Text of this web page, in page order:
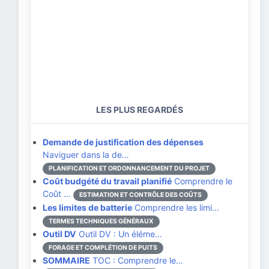
LES PLUS REGARDÉS
Demande de justification des dépenses
Naviguer dans la de…
PLANIFICATION ET ORDONNANCEMENT DU PROJET
Coût budgété du travail planifié Comprendre le
Coût …
ESTIMATION ET CONTRÔLE DES COÛTS
Les limites de batterie Comprendre les limi…
TERMES TECHNIQUES GÉNÉRAUX
Outil DV Outil DV : Un éléme…
FORAGE ET COMPLÉTION DE PUITS
SOMMAIRE TOC : Comprendre le…